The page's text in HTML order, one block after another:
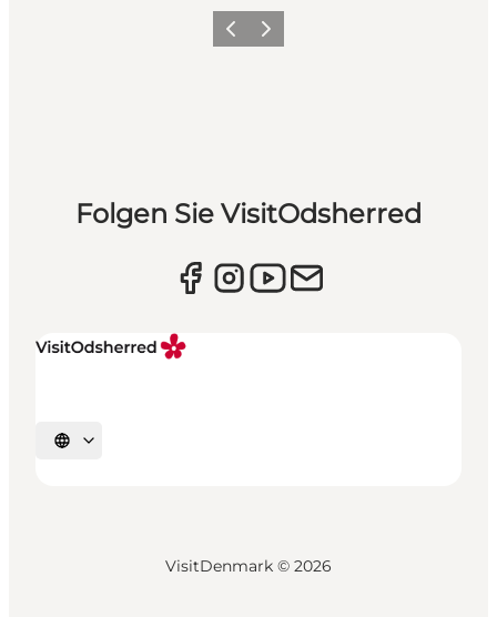
Vorherige Folie
Nächste Folie
Folgen Sie VisitOdsherred
Sprache auswählen
VisitDenmark © 2026